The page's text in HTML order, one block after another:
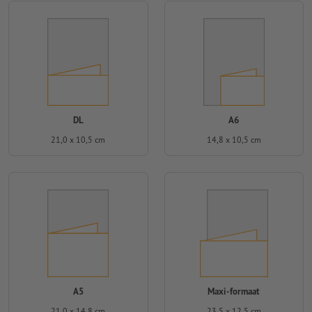
DL
21,0 x 10,5 cm
A6
14,8 x 10,5 cm
A5 Maxi-formaat